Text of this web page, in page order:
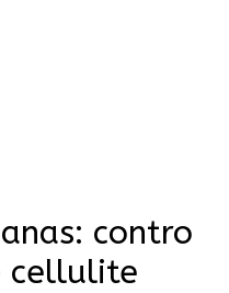
contro
cellulite